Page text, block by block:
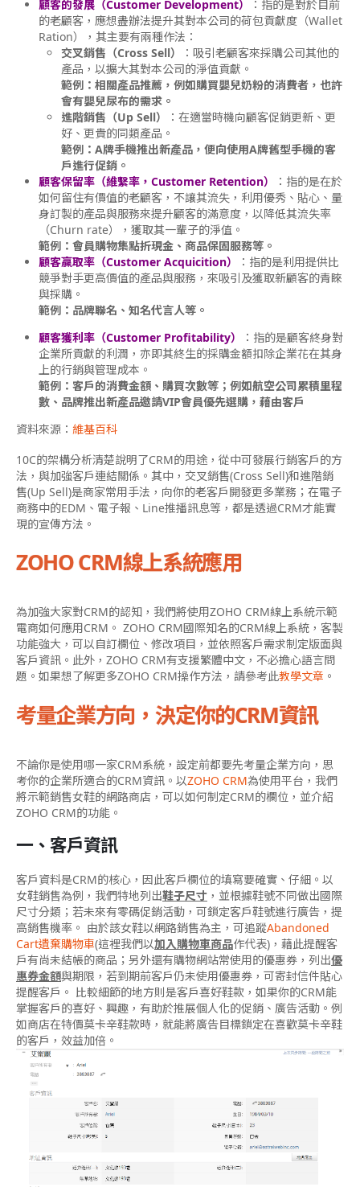
顧客的發展（Customer Development）
：指的是對於目前
的老顧客，應想盡辦法提升其對本公司的荷包貢獻度（Wallet
Ration），其主要有兩種作法：
交叉銷售（Cross Sell）
：吸引老顧客來採購公司其他的
產品，以擴大其對本公司的淨值貢獻。
範例：相關產品推薦，例如購買嬰兒奶粉的消費者，也許
會有嬰兒尿布的需求。
進階銷售（Up Sell）
：在適當時機向顧客促銷更新、更
好、更貴的同類產品。
範例：A牌手機推出新產品，便向使用A牌舊型手機的客
戶進行促銷。
顧客保留率（維繫率，Customer Retention）
：指的是在於
如何留住有價值的老顧客，不讓其流失，利用優秀、貼心、量
身訂製的產品與服務來提升顧客的滿意度，以降低其流失率
（Churn rate），獲取其一輩子的淨值。
範例：會員購物集點折現金、商品保固服務等。
顧客贏取率（Customer Acquicition）
：指的是利用提供比
競爭對手更高價值的產品與服務，來吸引及獲取新顧客的青睞
與採購。
範例：品牌聯名、知名代言人等。
顧客獲利率（Customer Profitability）
：指的是顧客終身對
企業所貢獻的利潤，亦即其終生的採購金額扣除企業花在其身
上的行銷與管理成本。
範例：客戶的消費金額、購買次數等；例如航空公司累積里程
數、品牌推出新產品邀請VIP會員優先選購，藉由客戶
資料來源： 維基百科
10C的架構分析清楚說明了CRM的用途，從中可發展行銷客戶的方
法，與加強客戶連結關係。其中，交叉銷售(Cross Sell)和進階銷
售(Up Sell)是商家常用手法，向你的老客戶開發更多業務；在電子
商務中的EDM、電子報、Line推播訊息等，都是透過CRM才能實
現的宣傳方法。
ZOHO CRM線上系統應用
為加強大家對CRM的認知，我們將使用ZOHO CRM線上系統示範
電商如何應用CRM。 ZOHO CRM國際知名的CRM線上系統，客製
功能強大，可以自訂欄位、修改項目，並依照客戶需求制定版面與
客戶資訊。此外，ZOHO CRM有支援繁體中文，不必擔心語言問
題。如果想了解更多ZOHO CRM操作方法，請參考此教學文章 。
考量企業方向，決定你的CRM資訊
不論你是使用哪一家CRM系統，設定前都要先考量企業方向，思
考你的企業所適合的CRM資訊。以ZOHO CRM為使用平台，我們
將示範銷售女鞋的網路商店，可以如何制定CRM的欄位，並介紹
ZOHO CRM的功能。
一、客戶資訊
客戶資料是CRM的核心，因此客戶欄位的填寫要確實、仔細。以
女鞋銷售為例，我們特地列出鞋子尺寸 ，並根據鞋號不同做出國際
尺寸分類；若未來有零碼促銷活動，可鎖定客戶鞋號進行廣告，提
高銷售機率。 由於該女鞋以網路銷售為主，可追蹤Abandoned
Cart遺棄購物車(這裡我們以加入購物車商品作代表)，藉此提醒客
戶有尚未結帳的商品；另外還有購物網站常使用的優惠券，列出優
惠券金額與期限，若到期前客戶仍未使用優惠券，可寄封信件貼心
提醒客戶。 比較細節的地方則是客戶喜好鞋款，如果你的CRM能
掌握客戶的喜好、興趣，有助於推展個人化的促銷、廣告活動。例
如商店在特價莫卡辛鞋款時，就能將廣告目標鎖定在喜歡莫卡辛鞋
的客戶，效益加倍。